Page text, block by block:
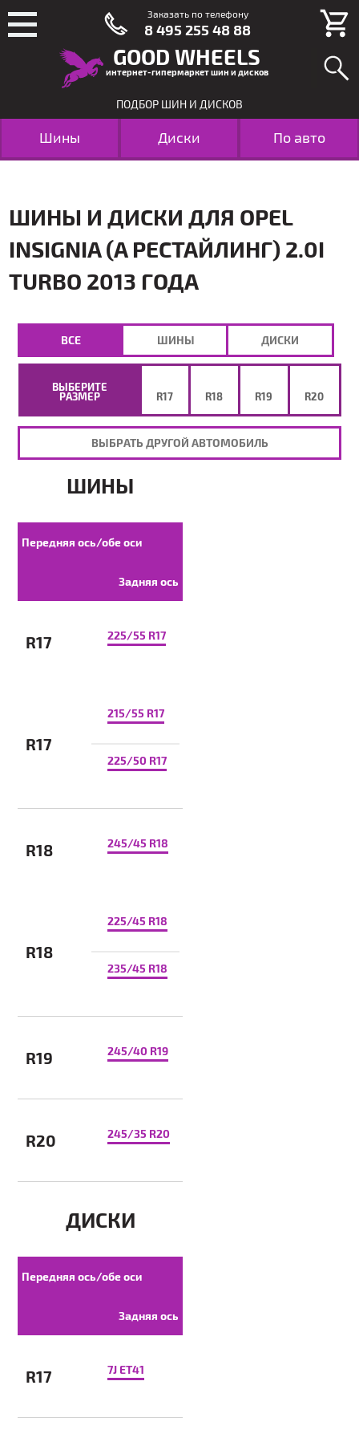
GOOD WHEELS
интернет-гипермаркет шин и дисков
ПОДБОР ШИН И ДИСКОВ
Шины Диски По авто
ШИНЫ И ДИСКИ ДЛЯ OPEL
INSIGNIA (A РЕСТАЙЛИНГ) 2.0I
TURBO 2013 ГОДА
ВЫБЕРИТЕ
РАЗМЕР
R17 R18 R19 R20
ВЫБРАТЬ ДРУГОЙ АВТОМОБИЛЬ
ВСЕ ШИНЫ ДИСКИ
ШИНЫ
Передняя ось/обе оси
Задняя ось
R17 225/55 R17
R17
215/55 R17
225/50 R17
R18 245/45 R18
R18
225/45 R18
235/45 R18
R19 245/40 R19
R20 245/35 R20
ДИСКИ
Передняя ось/обе оси
Задняя ось
R17 7J ET41
Заказать по телефону
8 495 255 48 88